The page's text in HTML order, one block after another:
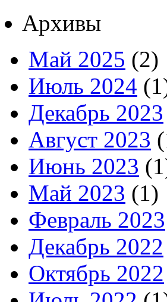
Архивы
Май 2025 (2)
Июль 2024
Декабрь 2023
Август 2023
Июнь 2023
Май 2023 (1)
Февраль 2023
Декабрь 2022
Октябрь 2022